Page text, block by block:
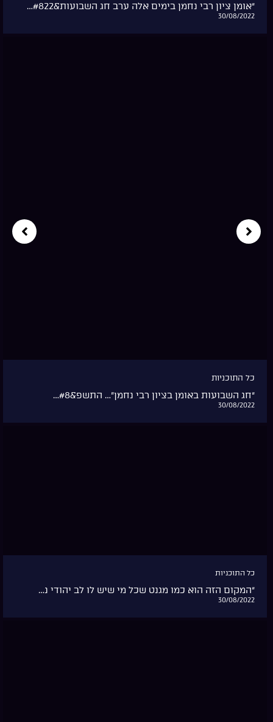
“אומן ציון רבי נחמן בימים אלה ערב חג השבועות&#822…
30/08/2022
כל התוכניות
“חג השבועות באומן בציון רבי נחמן”… התשפ&#8…
30/08/2022
כל התוכניות
“המקום הזה הוא כמו מגנט שכל מי שיש לו לב יהודי נ…
30/08/2022